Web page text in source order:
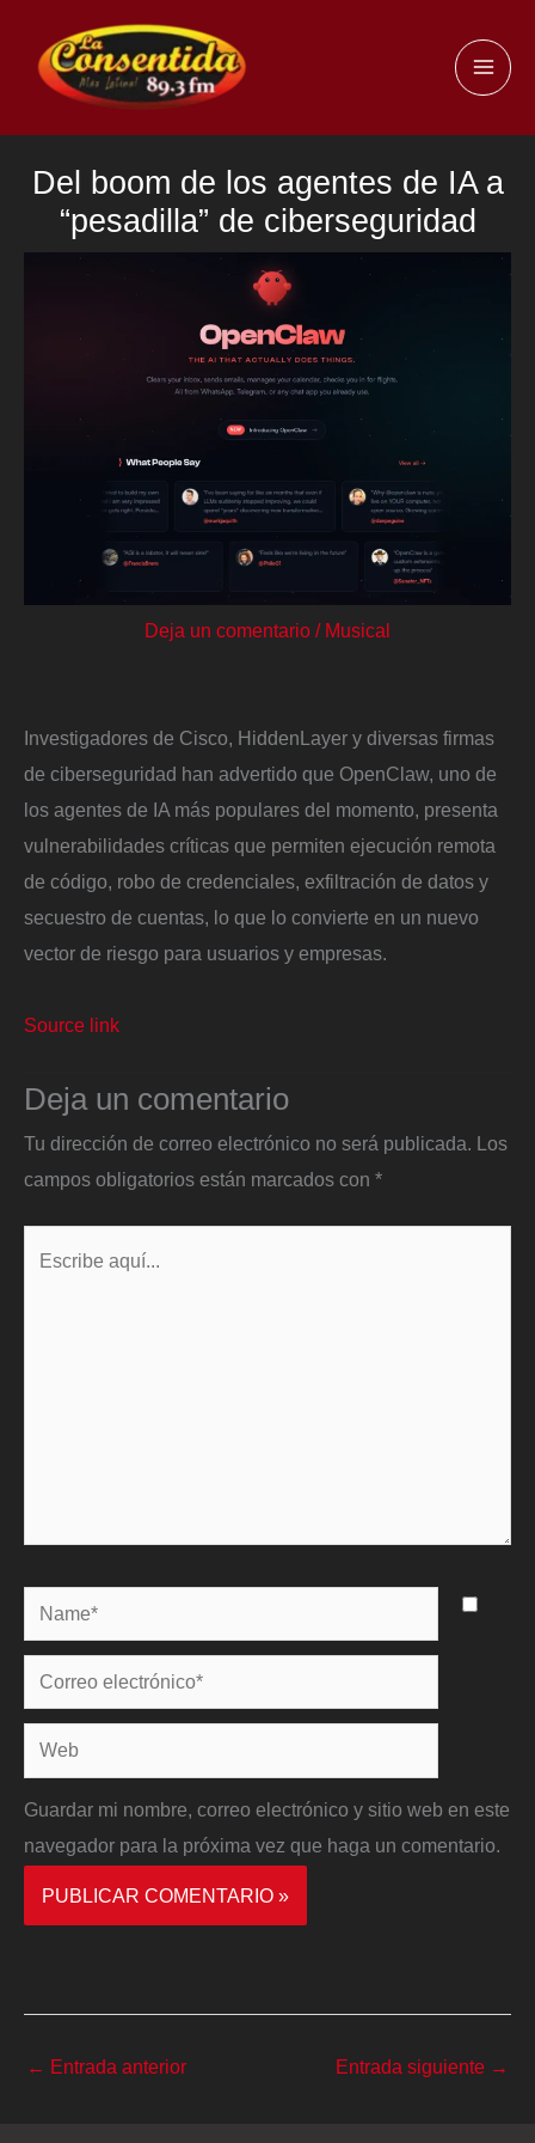
contenido
Del boom de los agentes de IA a
“pesadilla” de ciberseguridad
Deja un comentario / Musical
Investigadores de Cisco, HiddenLayer y diversas firmas
de ciberseguridad han advertido que OpenClaw, uno de
los agentes de IA más populares del momento, presenta
vulnerabilidades críticas que permiten ejecución remota
de código, robo de credenciales, exfiltración de datos y
secuestro de cuentas, lo que lo convierte en un nuevo
vector de riesgo para usuarios y empresas.
Source link
Deja un comentario
Tu dirección de correo electrónico no será publicada. Los
campos obligatorios están marcados con *
Name*
Correo
electrónico*
Web
Guardar mi nombre, correo electrónico y sitio web en este
navegador para la próxima vez que haga un comentario.
← Entrada anterior Entrada siguiente →